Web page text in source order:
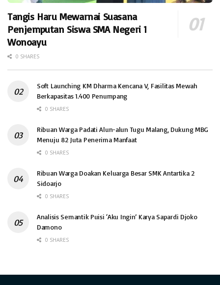
Tangis Haru Mewarnai Suasana
Penjemputan Siswa SMA Negeri 1
Wonoayu
0 SHARES
Soft Launching KM Dharma Kencana V, Fasilitas Mewah
Berkapasitas 1.400 Penumpang
0 SHARES
Ribuan Warga Padati Alun-alun Tugu Malang, Dukung MBG
Menuju 82 Juta Penerima Manfaat
0 SHARES
Ribuan Warga Doakan Keluarga Besar SMK Antartika 2
Sidoarjo
0 SHARES
Analisis Semantik Puisi ‘Aku Ingin’ Karya Sapardi Djoko
Damono
0 SHARES